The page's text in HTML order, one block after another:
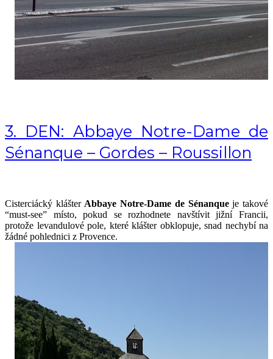
3. DEN: Abbaye Notre-Dame de
Sénanque – Gordes – Roussillon
Cisterciácký klášter Abbaye Notre-Dame de Sénanque je takové
“must-see” místo, pokud se rozhodnete navštívit jižní Francii,
protože levandulové pole, které klášter obklopuje, snad nechybí na
žádné pohlednici z Provence.